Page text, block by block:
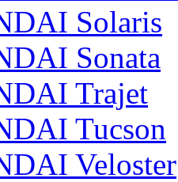
Solaris
Sonata
Trajet
Tucson
Veloster